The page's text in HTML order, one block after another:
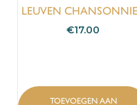
LEUVEN
€17.00
TOEVOEGEN AAN